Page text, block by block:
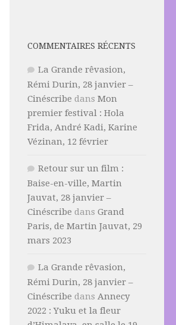
COMMENTAIRES RÉCENTS
La Grande rêvasion,
Rémi Durin, 28 janvier –
Cinéscribe dans Mon
premier festival : Hola
Frida, André Kadi, Karine
Vézinan, 12 février
Retour sur un film :
Baise-en-ville, Martin
Jauvat, 28 janvier –
Cinéscribe dans Grand
Paris, de Martin Jauvat, 29
mars 2023
La Grande rêvasion,
Rémi Durin, 28 janvier –
Cinéscribe dans Annecy
2022 : Yuku et la fleur